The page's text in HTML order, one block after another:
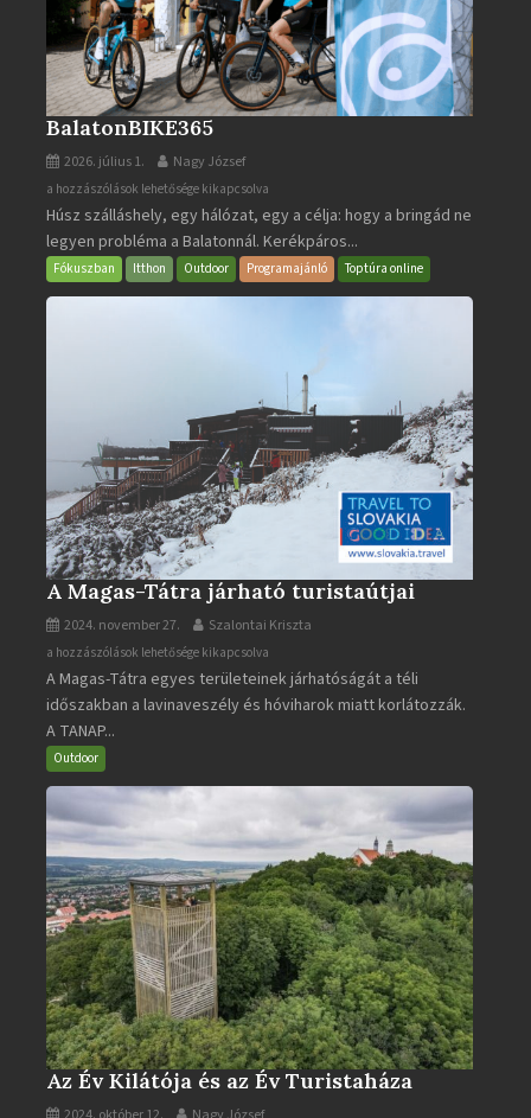
BalatonBIKE365
2026. július 1. Nagy József
BalatonBIKE365
bejegyzéshez
a hozzászólások lehetősége kikapcsolva
Húsz szálláshely, egy hálózat, egy a célja: hogy a bringád ne
legyen probléma a Balatonnál. Kerékpáros...
Fókuszban Itthon Outdoor Programajánló Toptúra online
A Magas-Tátra járható turistaútjai
2024. november 27. Szalontai Kriszta
A
Magas-
Tátra
járható
turistaútjai
a hozzászólások lehetősége kikapcsolva
A Magas-Tátra egyes területeinek járhatóságát a téli
időszakban a lavinaveszély és hóviharok miatt korlátozzák.
A TANAP...
Outdoor
Az Év Kilátója és az Év Turistaháza